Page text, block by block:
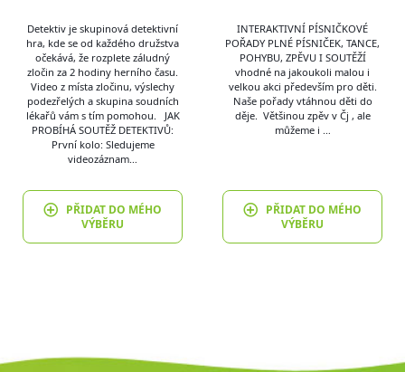
Detektiv je skupinová detektivní
hra, kde se od každého družstva
očekává, že rozplete záludný
zločin za 2 hodiny herního času.
Video z místa zločinu, výslechy
podezřelých a skupina soudních
lékařů vám s tím pomohou. JAK
PROBÍHÁ SOUTĚŽ DETEKTIVŮ:
První kolo: Sledujeme
videozáznam…
PŘIDAT DO MÉHO
VÝBĚRU
INTERAKTIVNÍ PÍSNIČKOVÉ
POŘADY PLNÉ PÍSNIČEK, TANCE,
POHYBU, ZPĚVU I SOUTĚŽÍ
vhodné na jakoukoli malou i
velkou akci především pro děti.
Naše pořady vtáhnou děti do
děje. Většinou zpěv v Čj , ale
můžeme i …
PŘIDAT DO MÉHO
VÝBĚRU